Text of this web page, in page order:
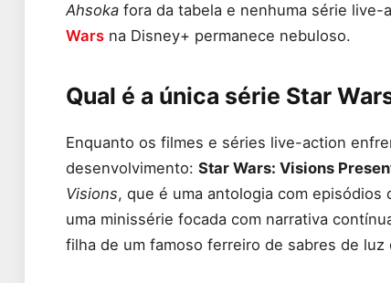
Ahsoka fora da tabela e nenhuma série
Wars na Disney+ permanece nebuloso.
Qual é a única série Star
Enquanto os filmes e séries live-action
desenvolvimento: Star Wars: Visions
Visions, que é uma antologia com
uma minissérie focada com narrativa
filha de um famoso ferreiro de sabres de luz